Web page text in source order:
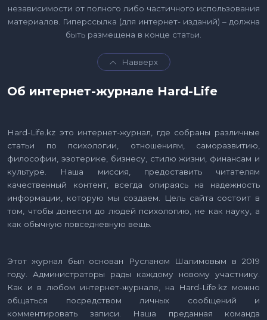
независимости от полного либо частичного использования
материалов. Гиперссылка (для интернет- изданий) – должна
быть размещена в конце статьи.
Навверх
Об интернет-журнале Hard-Life
Hard-Life.kz это интернет-журнал, где собраны различные
статьи по психологии, отношениям, саморазвитию,
философии, эзотерике, бизнесу, стилю жизни, финансам и
культуре. Наша миссия, предоставить читателям
качественный контент, всегда опираясь на надежность
информации, которую мы создаем. Цель сайта состоит в
том, чтобы донести до людей психологию, не как науку, а
как обычную повседневную вещь.
Этот журнал был основан Русланом Шалимовым в 2019
году. Администраторы рады каждому новому участнику.
Как и в любом интернет-журнале, на Hard-Life.kz можно
общаться посредством личных сообщений и
комментировать записи. Наша преданная команда